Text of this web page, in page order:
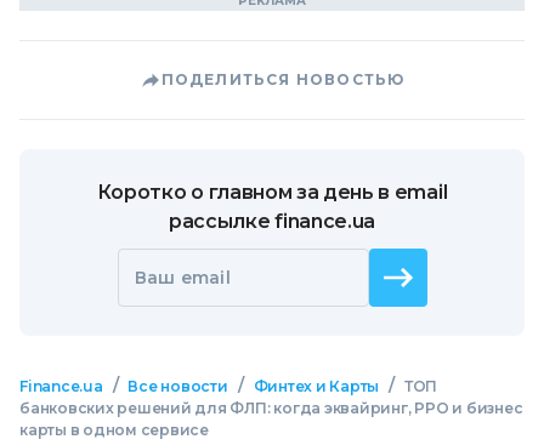
ПОДЕЛИТЬСЯ НОВОСТЬЮ
Коротко о главном за день в email
рассылке finance.ua
Ваш email
Finance.ua / Все новости / Финтех и Карты / ТОП
банковских решений для ФЛП: когда эквайринг, РРО и бизнес
карты в одном сервисе